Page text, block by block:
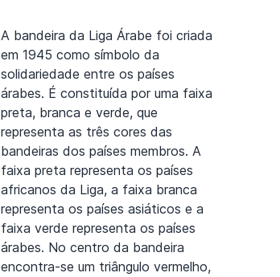
A bandeira da Liga Árabe foi criada
em 1945 como símbolo da
solidariedade entre os países
árabes. É constituída por uma faixa
preta, branca e verde, que
representa as três cores das
bandeiras dos países membros. A
faixa preta representa os países
africanos da Liga, a faixa branca
representa os países asiáticos e a
faixa verde representa os países
árabes. No centro da bandeira
encontra-se um triângulo vermelho,